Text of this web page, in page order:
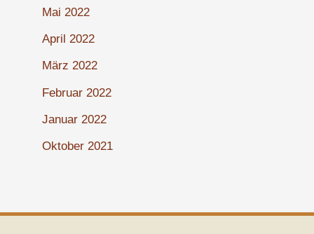
Mai 2022
April 2022
März 2022
Februar 2022
Januar 2022
Oktober 2021